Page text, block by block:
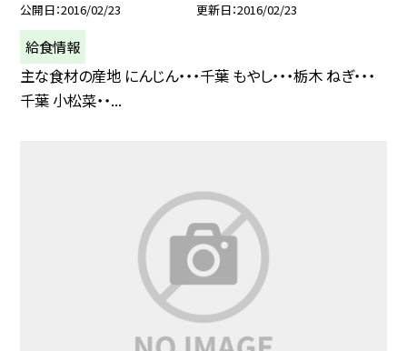
公開日 2016/02/23 更新日 2016/02/23
給食情報
主な食材の産地 にんじん・・・千葉 もやし・・・栃木 ねぎ・・・
千葉 小松菜・・...